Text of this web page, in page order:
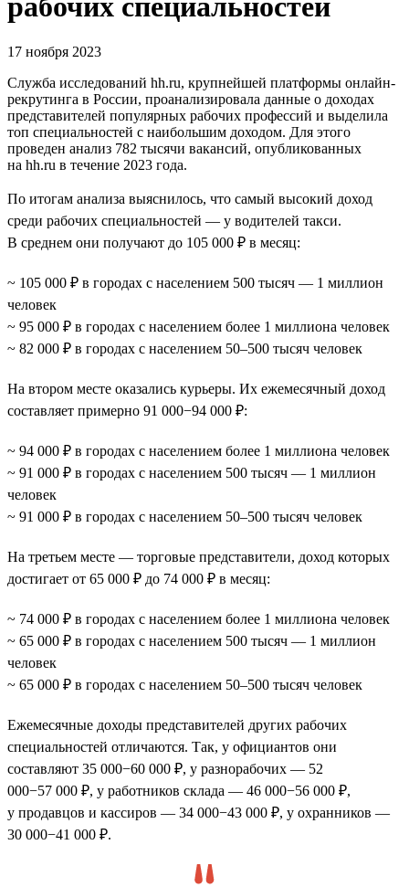
рабочих специальностей
17 ноября 2023
Служба исследований hh.ru, крупнейшей платформы онлайн-
рекрутинга в России, проанализировала данные о доходах
представителей популярных рабочих профессий и выделила
топ специальностей с наибольшим доходом. Для этого
проведен анализ 782 тысячи вакансий, опубликованных
на hh.ru в течение 2023 года.
По итогам анализа выяснилось, что самый высокий доход
среди рабочих специальностей — у водителей такси.
В среднем они получают до 105 000 ₽ в месяц:
~ 105 000 ₽ в городах с населением 500 тысяч — 1 миллион
человек
~ 95 000 ₽ в городах с населением более 1 миллиона человек
~ 82 000 ₽ в городах с населением 50–500 тысяч человек
На втором месте оказались курьеры. Их ежемесячный доход
составляет примерно 91 000−94 000 ₽:
~ 94 000 ₽ в городах с населением более 1 миллиона человек
~ 91 000 ₽ в городах с населением 500 тысяч — 1 миллион
человек
~ 91 000 ₽ в городах с населением 50–500 тысяч человек
На третьем месте — торговые представители, доход которых
достигает от 65 000 ₽ до 74 000 ₽ в месяц:
~ 74 000 ₽ в городах с населением более 1 миллиона человек
~ 65 000 ₽ в городах с населением 500 тысяч — 1 миллион
человек
~ 65 000 ₽ в городах с населением 50–500 тысяч человек
Ежемесячные доходы представителей других рабочих
специальностей отличаются. Так, у официантов они
составляют 35 000−60 000 ₽, у разнорабочих — 52
000−57 000 ₽, у работников склада — 46 000−56 000 ₽,
у продавцов и кассиров — 34 000−43 000 ₽, у охранников —
30 000−41 000 ₽.